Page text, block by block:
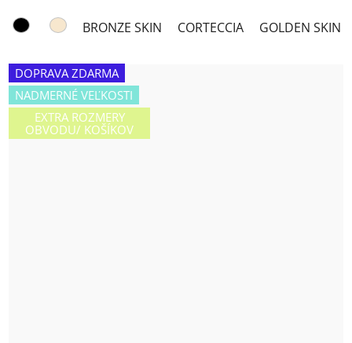
z
BRONZE SKIN CORTECCIA GOLDEN SKIN
DOPRAVA ZDARMA
NADMERNÉ VEĽKOSTI
EXTRA ROZMERY
OBVODU/ KOŠÍKOV